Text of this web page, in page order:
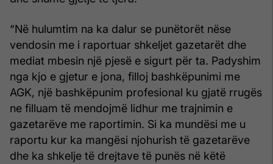
“Në hulumtim na ka dalur se punëtorët nëse
vendosin me i raportuar shkeljet gazetarët dhe
mediat mbesin një pjesë e sigurt për ta. Padyshim
nga kjo e gjetur e jona, filloj bashkëpunimi me
AGK, një bashkëpunim profesional ku gjatë rrugës
ne filluam të mendojmë lidhur me trajnimin e
gazetarëve me raportimin. Si ka mundësi me u
raportu kur ka mangësi njohurish të gazetarëve
dhe ka shkelje të drejtave të punës në këtë